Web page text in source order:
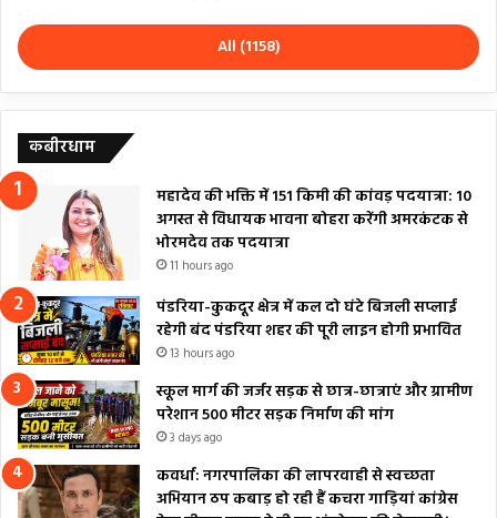
All (1158)
कबीरधाम
महादेव की भक्ति में 151 किमी की कांवड़ पदयात्रा: 10
अगस्त से विधायक भावना बोहरा करेंगी अमरकंटक से
भोरमदेव तक पदयात्रा
11 hours ago
पंडरिया-कुकदूर क्षेत्र में कल दो घंटे बिजली सप्लाई
रहेगी बंद पंडरिया शहर की पूरी लाइन होगी प्रभावित
13 hours ago
स्कूल मार्ग की जर्जर सड़क से छात्र-छात्राएं और ग्रामीण
परेशान 500 मीटर सड़क निर्माण की मांग
3 days ago
कवर्धा: नगरपालिका की लापरवाही से स्वच्छता
अभियान ठप कबाड़ हो रही हैं कचरा गाड़ियां कांग्रेस